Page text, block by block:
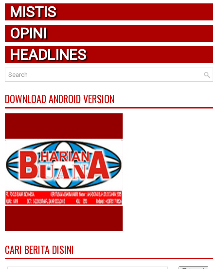
MISTIS
OPINI
HEADLINES
DOWNLOAD ANDROID VERSION
CARI BERITA DISINI